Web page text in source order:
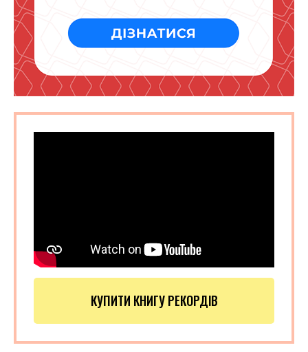
КУПИТИ КНИГУ РЕКОРДІВ